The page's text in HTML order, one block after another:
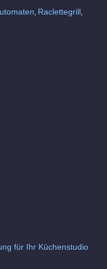
Raclettegrill
für Ihr Küchenstudio